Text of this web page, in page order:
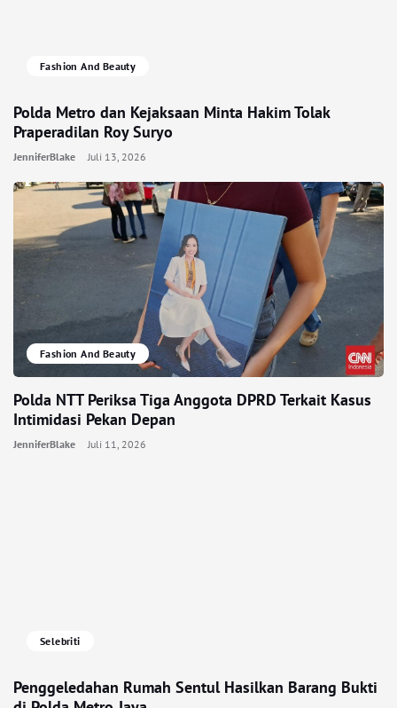
Fashion And Beauty
Polda Metro dan Kejaksaan Minta Hakim Tolak
Praperadilan Roy Suryo
JenniferBlake Juli 13, 2026
Fashion And Beauty
Polda NTT Periksa Tiga Anggota DPRD Terkait Kasus
Intimidasi Pekan Depan
JenniferBlake Juli 11, 2026
Selebriti
Penggeledahan Rumah Sentul Hasilkan Barang Bukti